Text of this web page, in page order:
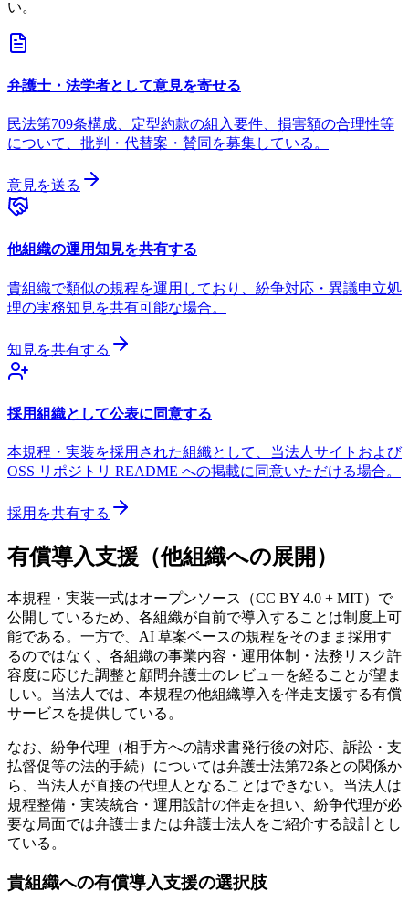
い。
弁護士・法学者として意見を寄せる
民法第709条構成、定型約款の組入要件、損害額の合理性等
について、批判・代替案・賛同を募集している。
意見を送る
他組織の運用知見を共有する
貴組織で類似の規程を運用しており、紛争対応・異議申立処
理の実務知見を共有可能な場合。
知見を共有する
採用組織として公表に同意する
本規程・実装を採用された組織として、当法人サイトおよび
OSS リポジトリ README への掲載に同意いただける場合。
採用を共有する
有償導入支援（他組織への展開）
本規程・実装一式はオープンソース（CC BY 4.0 + MIT）で
公開しているため、各組織が自前で導入することは制度上可
能である。一方で、AI 草案ベースの規程をそのまま採用す
るのではなく、各組織の事業内容・運用体制・法務リスク許
容度に応じた調整と顧問弁護士のレビューを経ることが望ま
しい。当法人では、本規程の他組織導入を伴走支援する有償
サービスを提供している。
なお、紛争代理（相手方への請求書発行後の対応、訴訟・支
払督促等の法的手続）については弁護士法第72条との関係か
ら、当法人が直接の代理人となることはできない。当法人は
規程整備・実装統合・運用設計の伴走を担い、紛争代理が必
要な局面では弁護士または弁護士法人をご紹介する設計とし
ている。
貴組織への有償導入支援の選択肢